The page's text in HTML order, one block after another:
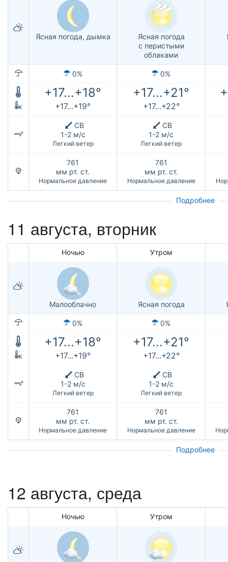
Ясная погода, дымка
Ясная погода
с перистыми
облаками
0% 0%
+17...+18° +17...+21°
к +17...+19° +17...+22°
СВ
1-2 м/с
Легкий ветер
СВ
1-2 м/с
Легкий ветер
761
мм рт. ст.
Нормальное давление
761
мм рт. ст.
Нормальное давление
Подробнее
11 августа, вторник
Ночью Утром
Малооблачно Ясная погода
0% 0%
+17...+18° +17...+21°
к +17...+19° +17...+22°
СВ
1-2 м/с
Легкий ветер
СВ
1-2 м/с
Легкий ветер
761
мм рт. ст.
Нормальное давление
761
мм рт. ст.
Нормальное давление
Подробнее
12 августа, среда
Ночью Утром